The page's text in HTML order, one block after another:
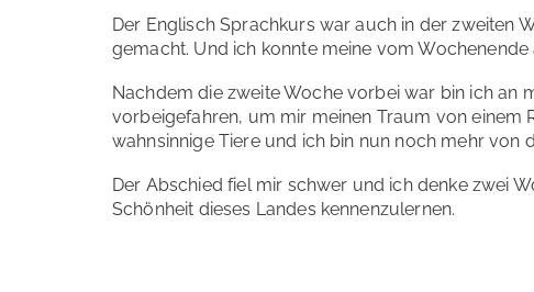
Der Englisch Sprachkurs war auch in der zweiten
gemacht. Und ich konnte meine vom
Nachdem die zweite Woche vorbei war bin ich an
vorbeigefahren, um mir meinen Traum von einem
wahnsinnige Tiere und ich bin nun noch mehr von
Der Abschied fiel mir schwer und ich denke zwei
Schönheit dieses Landes kennenzulernen.